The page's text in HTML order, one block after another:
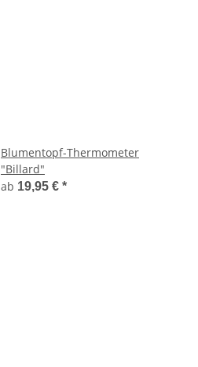
Blumentopf-Thermometer
"Billard"
ab 19,95 € *